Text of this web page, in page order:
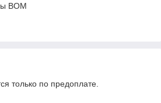
ВОМ
только по предоплате.